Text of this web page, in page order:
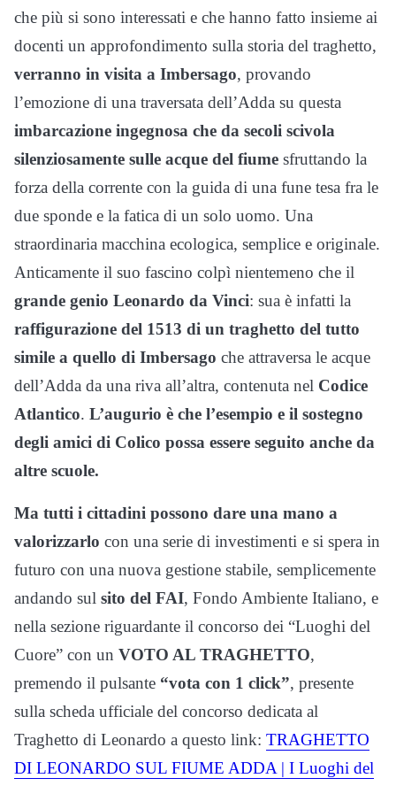
che più si sono interessati e che hanno fatto insieme ai
docenti un approfondimento sulla storia del traghetto,
verranno in visita a Imbersago, provando
l’emozione di una traversata dell’Adda su questa
imbarcazione ingegnosa che da secoli scivola
silenziosamente sulle acque del fiume sfruttando la
forza della corrente con la guida di una fune tesa fra le
due sponde e la fatica di un solo uomo. Una
straordinaria macchina ecologica, semplice e originale.
Anticamente il suo fascino colpì nientemeno che il
grande genio Leonardo da Vinci: sua è infatti la
raffigurazione del 1513 di un traghetto del tutto
simile a quello di Imbersago che attraversa le acque
dell’Adda da una riva all’altra, contenuta nel Codice
Atlantico. L’augurio è che l’esempio e il sostegno
degli amici di Colico possa essere seguito anche da
altre scuole.
Ma tutti i cittadini possono dare una mano a
valorizzarlo con una serie di investimenti e si spera in
futuro con una nuova gestione stabile, semplicemente
andando sul sito del FAI, Fondo Ambiente Italiano, e
nella sezione riguardante il concorso dei “Luoghi del
Cuore” con un VOTO AL TRAGHETTO,
premendo il pulsante “vota con 1 click”, presente
sulla scheda ufficiale del concorso dedicata al
Traghetto di Leonardo a questo link: TRAGHETTO
DI LEONARDO SUL FIUME ADDA | I Luoghi del